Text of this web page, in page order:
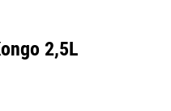
2,5L